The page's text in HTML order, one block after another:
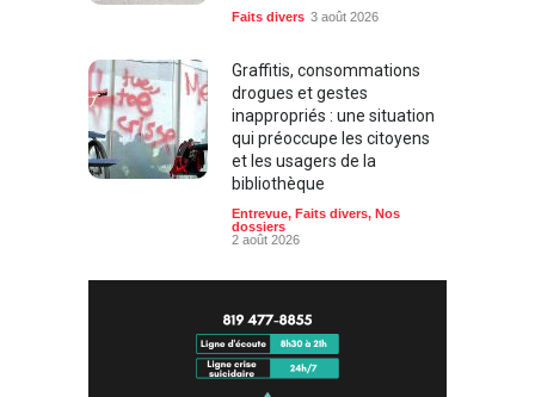
3 août 2026
Graffitis, consommations
drogues et gestes
inappropriés : une situation
qui préoccupe les citoyens
et les usagers de la
bibliothèque
dossiers
2 août 2026